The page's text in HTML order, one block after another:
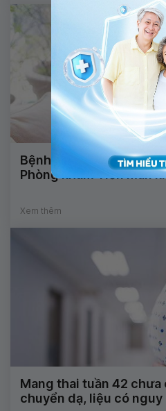
Bệnh viện Vinmec
Phòng khám Tiền mãn
Xem thêm
Mang thai tuần 42
chuyển dạ, liệu có nguy